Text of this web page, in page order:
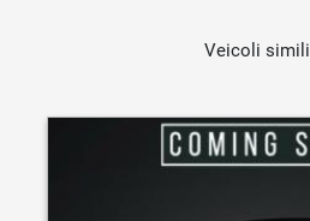
Veicoli simili